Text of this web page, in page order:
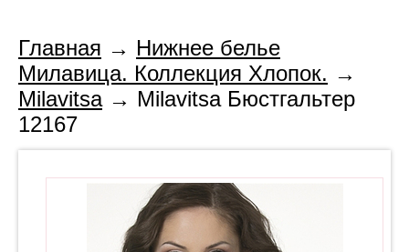
Главная → Нижнее белье
Милавица. Коллекция Хлопок. →
Milavitsa→ Milavitsa Бюстгальтер
12167